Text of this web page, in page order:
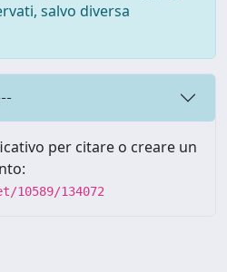
salvo diversa
per citare o creare un
134072